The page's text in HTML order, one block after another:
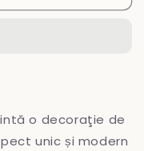
o decoraţie de
unic și modern